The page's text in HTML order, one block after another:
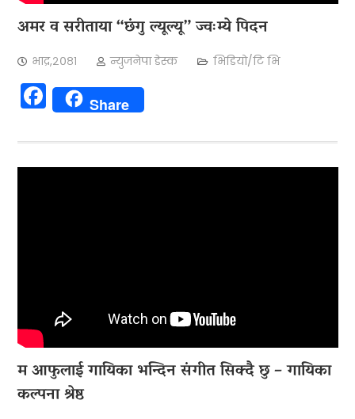
अमर व सरीताया “छंगु ल्यूल्यू” ज्वःम्ये पिदन
भाद्र,२०८१ न्युजनेपा डेस्क भिडियो/टि भि
Facebook
Share
म आफुलाई गायिका भन्दिन संगीत सिक्दै छु – गायिका
कल्पना श्रेष्ठ